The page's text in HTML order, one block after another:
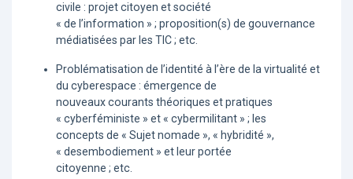
civile : projet citoyen et société
« de l’information » ; proposition(s) de gouvernance
médiatisées par les TIC ; etc.
Problématisation de l’identité à l’ère de la virtualité et
du cyberespace : émergence de
nouveaux courants théoriques et pratiques
« cyberféministe » et « cybermilitant » ; les
concepts de « Sujet nomade », « hybridité »,
« desembodiement » et leur portée
citoyenne ; etc.